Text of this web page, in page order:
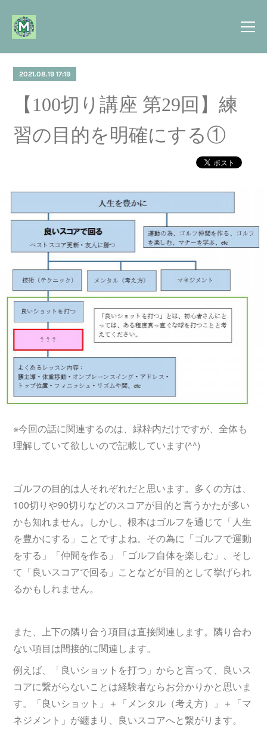
2021.08.19 17:19
【100切り講座 第29回】練
習の目的を明確にする①
※今回の話に関連するのは、緑枠内だけですが、全体も
理解していて欲しいので記載しています(^^)
ゴルフの目的は人それぞれだと思います。多くの方は、
100切りや90切りなどのスコアが目的と言うかたが多い
かも知れません。しかし、根本はゴルフを通じて「人生
を豊かにする」ことですよね。その為に「ゴルフで運動
をする」「仲間を作る」「ゴルフ自体を楽しむ」、そし
て「良いスコアで回る」ことなどが目的として挙げられ
るかもしれません。
また、上下の隣り合う項目は直接関連します。隣り合わ
ない項目は間接的に関連します。
例えば、「良いショットを打つ」からと言って、良いス
コアに繋がらないことは経験者ならお分かりかと思いま
す。「良いショット」＋「メンタル（考え方）」＋「マ
ネジメント」が纏まり、良いスコアへと繋がります。